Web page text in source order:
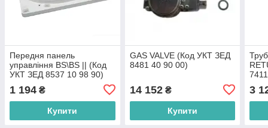
Передня панель
управління BS\BS || (Код
УКТ ЗЕД 8537 10 98 90)
1 194 ₴
Купити
GAS VALVE (Код УКТ ЗЕД
8481 40 90 00)
14 152₴
Купити
3